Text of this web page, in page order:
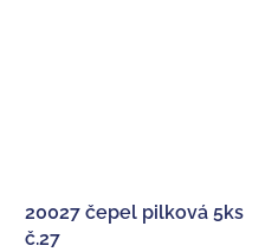
20027 čepel pilková 5ks
č.27